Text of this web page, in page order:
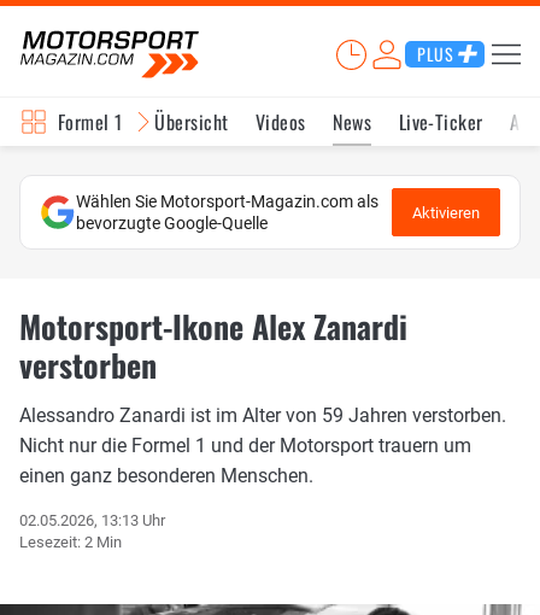
PLUS
Formel 1 Übersicht Videos News Live-Ticker
Wählen Sie Motorsport-Magazin.com als
bevorzugte Google-Quelle
Aktivieren
Motorsport-Ikone Alex Zanardi
verstorben
Alessandro Zanardi ist im Alter von 59 Jahren verstorben.
Nicht nur die Formel 1 und der Motorsport trauern um
einen ganz besonderen Menschen.
02.05.2026, 13:13 Uhr
Lesezeit: 2 Min